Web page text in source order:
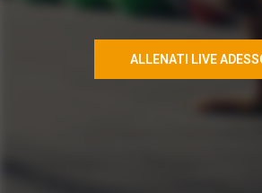
ALLENATI LIVE